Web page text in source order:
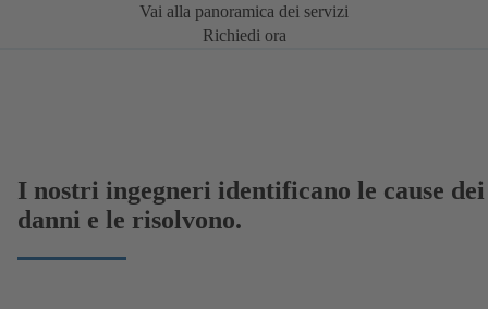
Vai alla panoramica dei servizi
Richiedi ora
I nostri ingegneri identificano le cause dei
danni e le risolvono.